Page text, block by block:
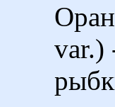
var.)